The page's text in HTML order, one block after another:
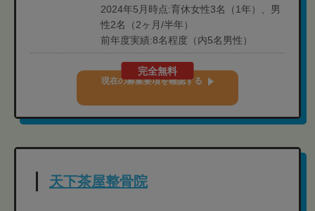
2024年5月時点:育休女性3名（1年）、男
性2名（2ヶ月/半年）
前年度実績:8名程度（内5名男性）
完全無料
現在の募集要項を確認する
天下茶屋整骨院